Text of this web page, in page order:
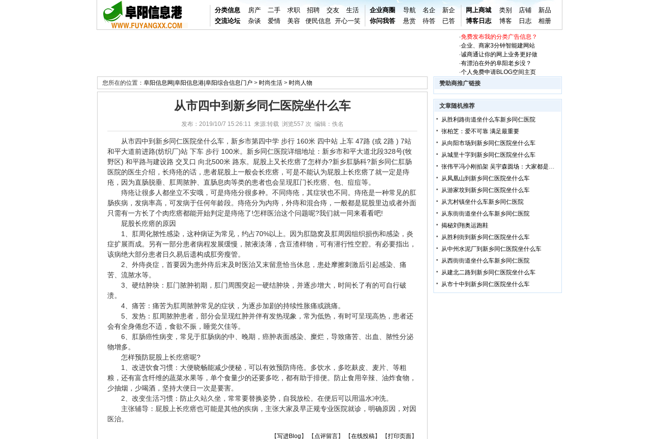
分类信息 房产 二手 求职 招聘 交友 生活 企业商圈 导航 名企 新企 网上商城 类别 店铺
新品
交流论坛
杂谈 爱情 美容 便民信息 开心一笑 你问我答 悬赏 待答 已答 博客日志 博客 日志 相册
·免费发布我的分类广告信息？
·企业、商家3分钟智能建网站
·诚商通让你的网上业务更好做
·有漂泊在外的阜阳老乡没？
·个人免费申请BLOG空间主页
您所在的位置： 阜阳信息网|阜阳信息港|阜阳综合信息门户 > 时尚生活 > 时尚人物
从市四中到新乡同仁医院坐什么车
发布：2019/10/7 15:26:11 来源:转载 浏览557 次 编辑：佚名
从市四中到新乡同仁医院坐什么车，新乡市第四中学 步行 160米 四中站 上车 47路 (或 2路 ) 7站
和平大道前进路(纺织厂)站 下车 步行 100米。新乡同仁医院详细地址：新乡市和平大道北段328号(牧
野区) 和平路与建设路 交叉口 向北500米 路东。屁股上又长疙瘩了怎样办?新乡肛肠科?新乡同仁肛肠
医院的医生介绍，长痔疮的话，患者屁股上一般会长疙瘩，可是不能认为屁股上长疙瘩了就一定是痔
疮，因为直肠脱垂、肛周脓肿、直肠息肉等类的患者也会呈现肛门长疙瘩、包、痘痘等。
痔疮让很多人都坐立不安哦，可是痔疮分很多种。不同痔疮，其症状也不同。痔疮是一种常见的肛
肠疾病，发病率高，可发病于任何年龄段。痔疮分为内痔，外痔和混合痔，一般都是屁股里边或者外面
只需有一方长了个肉疙瘩都能开始判定是痔疮了!怎样医治这个问题呢?我们就一同来看看吧!
屁股长疙瘩的原因
1、肛周化脓性感染，这种病证为常见，约占70%以上。因为肛隐窝及肛周因组织损伤和感染，炎
症扩展而成。另有一部分患者病程发展缓慢，脓液淡薄，含豆渣样物，可有潜行性空腔。有必要指出，
该病绝大部分患者日久易后遗构成肛旁瘦管。
2、外痔炎症，首要因为患外痔后末及时医治又末留意恰当休息，患处摩擦刺激后引起感染、痛
苦、流脓水等。
3、硬结肿块：肛门脓肿初期，肛门周围突起一硬结肿块，并逐步增大，时间长了有的可自行破
溃。
4、痛苦：痛苦为肛周脓肿常见的症状，为逐步加剧的持续性胀痛或跳痛。
5、发热：肛周脓肿患者，部分会呈现红肿并伴有发热现象，常为低热，有时可呈现高热，患者还
会有全身倦怠不适，食欲不振，睡觉欠佳等。
6、肛肠癌性病变，常见于肛肠病的中、晚期，癌肿表面感染、糜烂，导致痛苦、出血、脓性分泌
物增多。
怎样预防屁股上长疙瘩呢?
1、改进饮食习惯：大便晓畅能减少便秘，可以有效预防痔疮。多饮水，多吃麸皮、麦片、等粗
粮，还有富含纤维的蔬菜水果等，单个食量少的还要多吃，都有助于排便。防止食用辛辣、油炸食物，
少抽烟，少喝酒，坚持大便日一次是要害。
2、改变生活习惯：防止久站久坐，常常要替换姿势，自我放松。在便后可以用温水冲洗。
主张辅导：屁股上长疙瘩也可能是其他的疾病，主张大家及早正规专业医院就诊，明确原因，对因
医治。
【写进Blog 】 【 点评留言】 【在线投稿】 【打印页面】
赞助商推广链接
文章随机推荐
从胜利路街道坐什么车新乡同仁医院
张柏芝：爱不可靠 满足最重要
从向阳市场到新乡同仁医院坐什么车
从城里十字到新乡同仁医院坐什么车
张伟平冯小刚掐架 吴宇森圆场：大家都是大师
从凤凰山到新乡同仁医院坐什么车
从游家坟到新乡同仁医院坐什么车
从亢村镇坐什么车新乡同仁医院
从东街街道坐什么车新乡同仁医院
揭秘刘翔奥运跑鞋
从胜利街到新乡同仁医院坐什么车
从中州水泥厂到新乡同仁医院坐什么车
从西街街道坐什么车新乡同仁医院
从建北二路到新乡同仁医院坐什么车
从市十中到新乡同仁医院坐什么车